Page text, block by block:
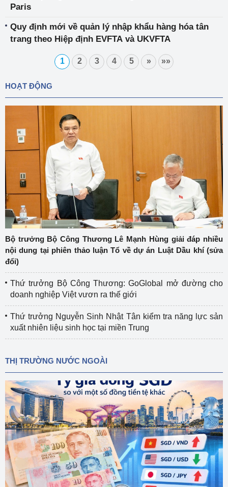
Paris
Quy định mới về quản lý nhập khẩu hàng hóa tân
trang theo Hiệp định EVFTA và UKVFTA
1 2 3 4 5 » »»
HOẠT ĐỘNG
Bộ trưởng Bộ Công Thương Lê Mạnh Hùng giải đáp nhiều
nội dung tại phiên thảo luận Tổ về dự án Luật Dầu khí (sửa
đổi)
Thứ trưởng Bộ Công Thương: GoGlobal mở đường cho
doanh nghiệp Việt vươn ra thế giới
Thứ trưởng Nguyễn Sinh Nhật Tân kiểm tra năng lực sản
xuất nhiên liệu sinh học tại miền Trung
THỊ TRƯỜNG NƯỚC NGOÀI